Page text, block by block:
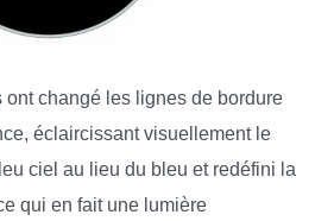
ont changé les lignes de bordure
éclaircissant visuellement le
ciel au lieu du bleu et redéfini la
qui en fait une lumière